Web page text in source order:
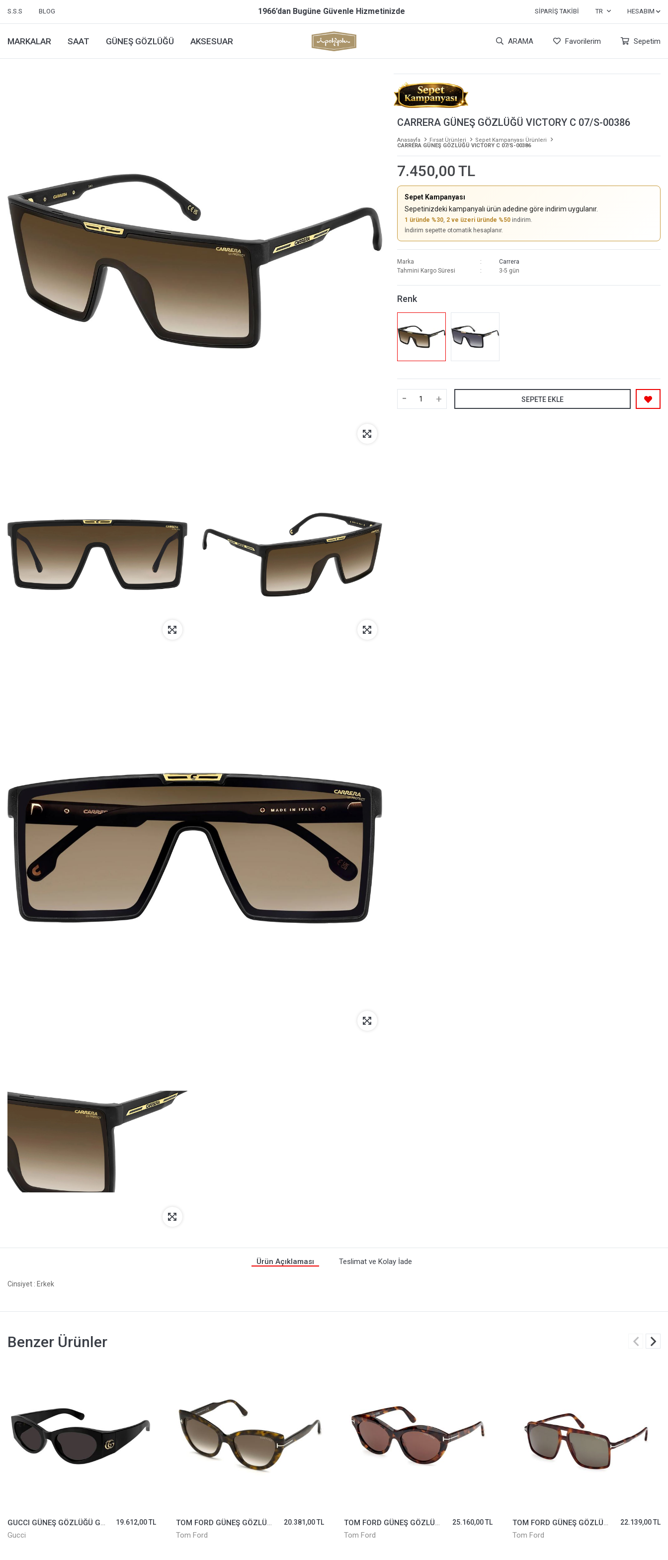
S.S.S BLOG 1966’dan Bugüne Güvenle Hizmetinizde SIPARIŞ TAKIBI TR HESABIM
MARKALAR SAAT GÜNEŞ GÖZLÜĞÜ AKSESUAR ARAMA Favorilerim Sepetim
CARRERA GÜNEŞ GÖZLÜĞÜ VICTORY C 07/S-00386
Anasayfa Fırsat Ürünleri
Sepet Kampanyası Ürünleri
CARRERA GÜNEŞ GÖZLÜĞÜ VICTORY C 07/S-00386
7.450,00 TL
Sepet Kampanyası
Sepetinizdeki kampanyalı ürün adedine göre indirim uygulanır.
1 üründe %30, 2 ve üzeri üründe %50indirim.
İndirim sepette otomatik hesaplanır.
Marka
Carrera
Tahmini Kargo Süresi
3-5 gün
Renk
- + SEPETE EKLE
Ürün Açıklaması Teslimat ve Kolay İade
Cinsiyet : Erkek
Benzer Ürünler
TOM FORD GÜNEŞ GÖZLÜĞÜ TF762-52K
Tom Ford
20.381,00 TL
TOM FORD GÜNEŞ GÖZLÜĞÜ TF1111-52E
Tom Ford
25.160,00 TL
TOM FORD GÜNEŞ GÖZLÜĞÜ TF1177-53N
Tom Ford
22.139,00 TL
TOM FORD GÜNEŞ GÖZLÜĞÜ TF1201-52E
Tom Ford
44.717,00 TL